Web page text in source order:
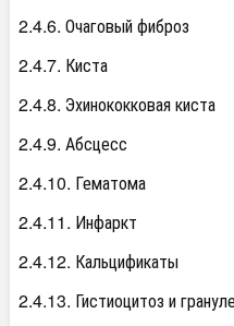
2.4.6. Очаговый фиброз
2.4.7. Киста
2.4.8. Эхинококковая киста
2.4.9. Абсцесс
2.4.10. Гематома
2.4.11. Инфаркт
2.4.12. Кальцификаты
2.4.13. Гистиоцитоз и